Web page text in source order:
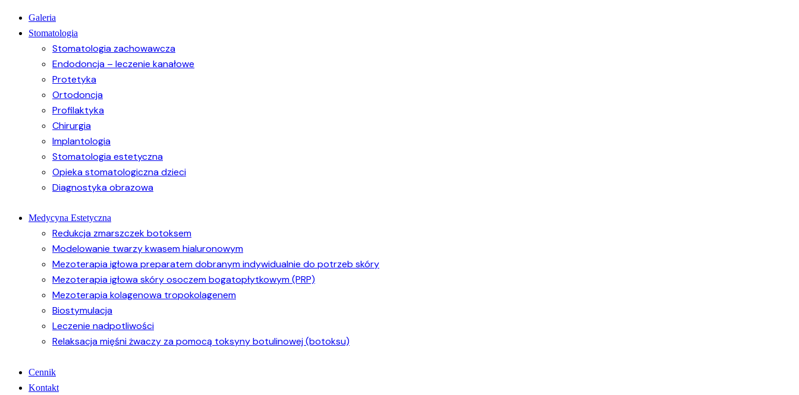
Galeria
Stomatologia
Stomatologia zachowawcza
Endodoncja – leczenie kanałowe
Protetyka
Ortodoncja
Profilaktyka
Chirurgia
Implantologia
Stomatologia estetyczna
Opieka stomatologiczna dzieci
Diagnostyka obrazowa
Medycyna Estetyczna
Redukcja zmarszczek botoksem
Modelowanie twarzy kwasem hialuronowym
Mezoterapia igłowa preparatem dobranym indywidualnie do potrzeb skóry
Mezoterapia igłowa skóry osoczem bogatopłytkowym (PRP)
Mezoterapia kolagenowa tropokolagenem
Biostymulacja
Leczenie nadpotliwości
Relaksacja mięśni żwaczy za pomocą toksyny botulinowej (botoksu)
Cennik
Kontakt